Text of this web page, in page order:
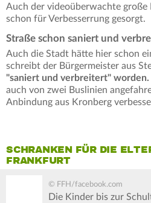
Auch der videoüberwachte große
schon für Verbesserrung gesorgt.
Straße schon saniert und
Auch die Stadt hätte hier schon
schreibt der Bürgermeister aus
"saniert und verbreitert" worden.
auch von zwei Buslinien
Anbindung aus Kronberg
SCHRANKEN FÜR DIE
FRANKFURT
© FFH/facebook.com
Die Kinder bis zur